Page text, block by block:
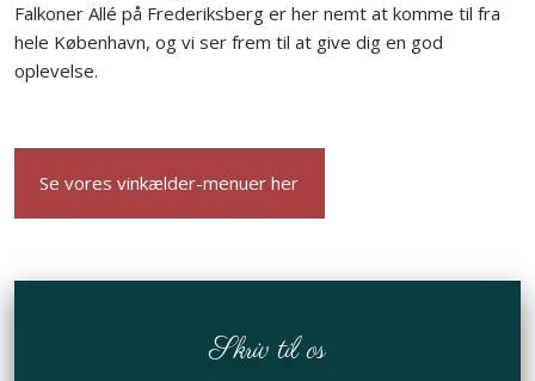
Falkoner Allé på Frederiksberg er her nemt at komme til fra
hele København, og vi ser frem til at give dig en god
oplevelse.
Se vores vinkælder-menuer her
Skriv til os